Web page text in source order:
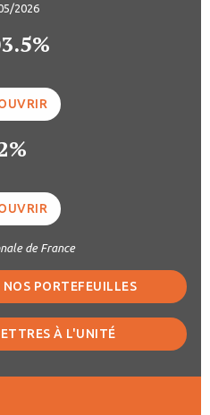
2026
de France
PORTEFEUILLES
À L'UNITÉ